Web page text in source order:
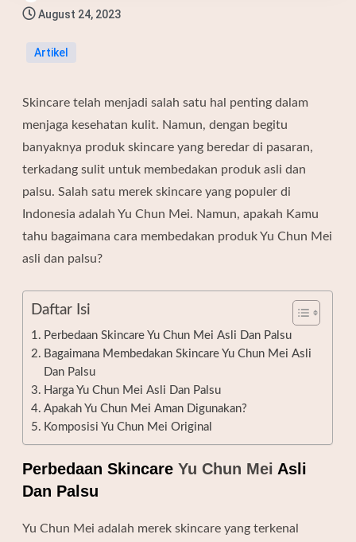
August 24, 2023
Artikel
Skincare telah menjadi salah satu hal penting dalam
menjaga kesehatan kulit. Namun, dengan begitu
banyaknya produk skincare yang beredar di pasaran,
terkadang sulit untuk membedakan produk asli dan
palsu. Salah satu merek skincare yang populer di
Indonesia adalah Yu Chun Mei. Namun, apakah Kamu
tahu bagaimana cara membedakan produk Yu Chun Mei
asli dan palsu?
Daftar Isi
Perbedaan Skincare Yu Chun Mei Asli Dan Palsu
Bagaimana Membedakan Skincare Yu Chun Mei Asli
Dan Palsu
Harga Yu Chun Mei Asli Dan Palsu
Apakah Yu Chun Mei Aman Digunakan?
Komposisi Yu Chun Mei Original
Perbedaan SkincareYu Chun Mei Asli
Dan Palsu
Yu Chun Mei adalah merek skincare yang terkenal